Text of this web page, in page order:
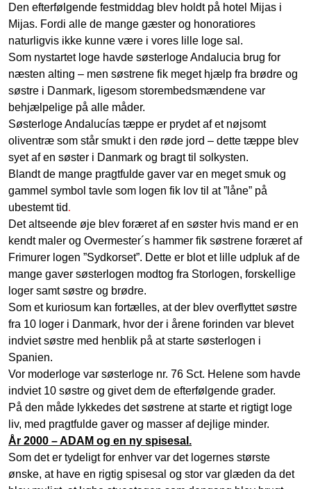
Den efterfølgende festmiddag blev holdt på hotel Mijas i
Mijas. Fordi alle de mange gæster og honoratiores
naturligvis ikke kunne være i vores lille loge sal.
Som nystartet loge havde søsterloge Andalucia brug for
næsten alting – men søstrene fik meget hjælp fra brødre og
søstre i Danmark, ligesom storembedsmændene var
behjælpelige på alle måder.
Søsterloge Andalucías tæppe er prydet af et nøjsomt
oliventræ som står smukt i den røde jord – dette tæppe blev
syet af en søster i Danmark og bragt til solkysten.
Blandt de mange pragtfulde gaver var en meget smuk og
gammel symbol tavle som logen fik lov til at ”låne” på
ubestemt tid.
Det altseende øje blev foræret af en søster hvis mand er en
kendt maler og Overmester´s hammer fik søstrene foræret af
Frimurer logen ”Sydkorset”. Dette er blot et lille udpluk af de
mange gaver søsterlogen modtog fra Storlogen, forskellige
loger samt søstre og brødre.
Som et kuriosum kan fortælles, at der blev overflyttet søstre
fra 10 loger i Danmark, hvor der i årene forinden var blevet
indviet søstre med henblik på at starte søsterlogen i
Spanien.
Vor moderloge var søsterloge nr. 76 Sct. Helene som havde
indviet 10 søstre og givet dem de efterfølgende grader.
På den måde lykkedes det søstrene at starte et rigtigt loge
liv, med pragtfulde gaver og masser af dejlige minder.
År 2000 – ADAM og en ny spisesal.
Som det er tydeligt for enhver var det logernes største
ønske, at have en rigtig spisesal og stor var glæden da det